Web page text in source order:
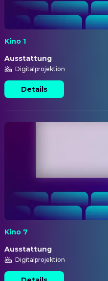
Kino 1
Ausstattung
Digitalprojektion
Details
Kino 7
Ausstattung
Digitalprojektion